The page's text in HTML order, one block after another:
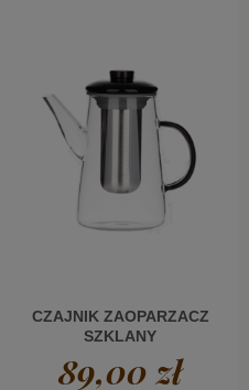
CZAJNIK ZAOPARZACZ
SZKLANY
BOROSILIKATOWY
DZBANEK 0,7L
89,00 zł